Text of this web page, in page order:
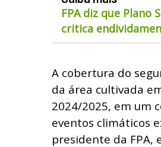
FPA diz que Plano
critica
A cobertura do
da área cultivada
2024/2025, em um
eventos climáticos
presidente da FPA,